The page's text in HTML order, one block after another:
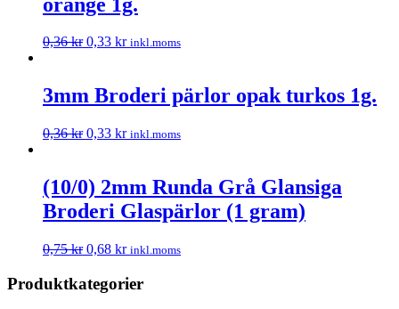
0,36kr 0,33 kr inkl.moms
3mm Broderi pärlor opak turkos 1g.
0,36kr 0,33 kr inkl.moms
(10/0) 2mm Runda Grå Glansiga
Broderi Glaspärlor (1 gram)
0,75kr 0,68 kr inkl.moms
Produktkategorier